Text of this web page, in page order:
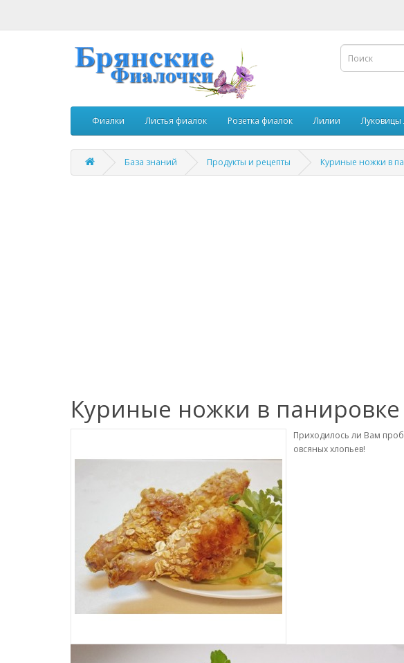
Фиалки Листья фиалок Розетка фиалок Лилии Луковицы
База знаний Продукты и рецепты Куриные ножки в
Куриные ножки в панировке
Приходилось ли Вам
овсяных хлопьев!